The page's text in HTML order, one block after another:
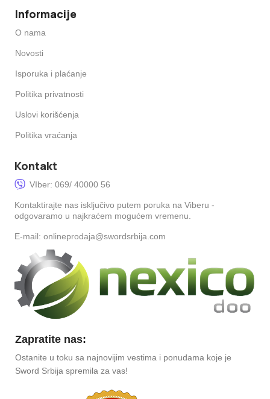
Informacije
O nama
Novosti
Isporuka i plaćanje
Politika privatnosti
Uslovi korišćenja
Politika vraćanja
Kontakt
VIber: 069/ 40000 56
Kontaktirajte nas isključivo putem poruka na Viberu -
odgovaramo u najkraćem mogućem vremenu.
E-mail: onlineprodaja@swordsrbija.com
Zapratite nas:
Ostanite u toku sa najnovijim vestima i ponudama koje je
Sword Srbija spremila za vas!